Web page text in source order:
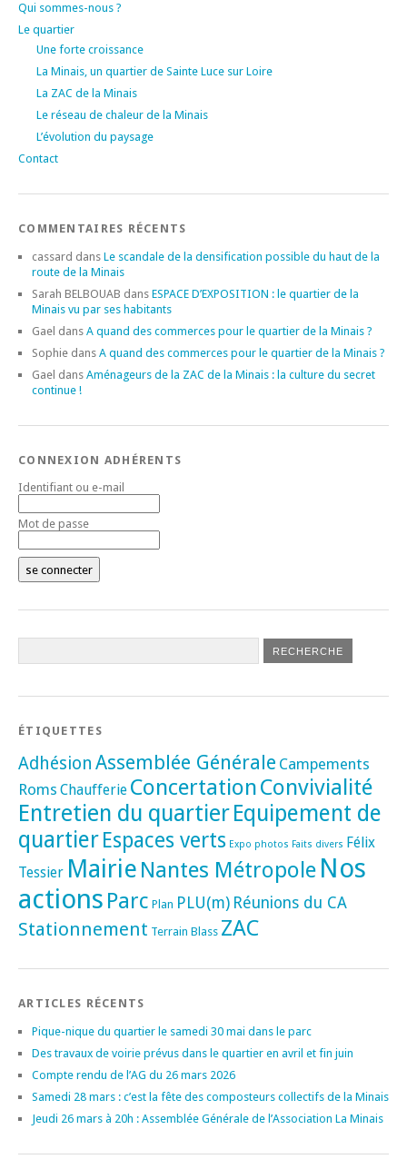
Qui sommes-nous ?
Le quartier
Une forte croissance
La Minais, un quartier de Sainte Luce sur Loire
La ZAC de la Minais
Le réseau de chaleur de la Minais
L’évolution du paysage
Contact
COMMENTAIRES RÉCENTS
cassard dans Le scandale de la densification possible du haut de la
route de la Minais
Sarah BELBOUAB dans ESPACE D’EXPOSITION : le quartier de la
Minais vu par ses habitants
Gael dans A quand des commerces pour le quartier de la Minais ?
Sophie dans A quand des commerces pour le quartier de la Minais ?
Gael dans Aménageurs de la ZAC de la Minais : la culture du secret
continue !
CONNEXION ADHÉRENTS
Identifiant ou e-mail
Mot de passe
ÉTIQUETTES
Adhésion Assemblée Générale Campements
Roms Chaufferie ConcertationConvivialité
Entretien du quartierEquipement de
quartierEspaces verts Expo photos Faits divers Félix
Tessier Mairie Nantes Métropole Nos
actions Parc Plan PLU(m) Réunions du CA
Stationnement Terrain Blass ZAC
ARTICLES RÉCENTS
Pique-nique du quartier le samedi 30 mai dans le parc
Des travaux de voirie prévus dans le quartier en avril et fin juin
Compte rendu de l’AG du 26 mars 2026
Samedi 28 mars : c’est la fête des composteurs collectifs de la Minais
Jeudi 26 mars à 20h : Assemblée Générale de l’Association La Minais